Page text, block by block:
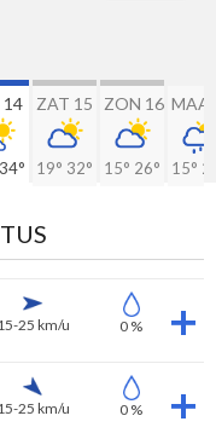
14
34°
ZAT 15
19° 32°
ZON 16
15° 26°
MAA
15°
25 km/u 0 %
25 km/u 0 %